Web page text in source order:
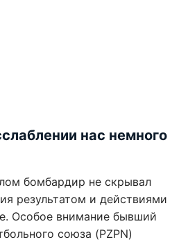
нас немного
бомбардир не скрывал
результатом и действиями
Особое внимание бывший
союза (PZPN)